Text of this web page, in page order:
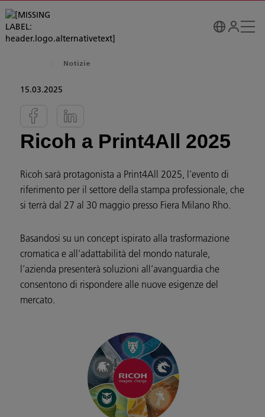
Notizie
15.03.2025
Ricoh a Print4All 2025
Ricoh sarà protagonista a Print4All 2025, l’evento di
riferimento per il settore della stampa professionale, che
si terrà dal 27 al 30 maggio presso Fiera Milano Rho.
Basandosi su un concept ispirato alla trasformazione
cromatica e all’adattabilità del mondo naturale,
l’azienda presenterà soluzioni all’avanguardia che
consentono di rispondere alle nuove esigenze del
mercato.